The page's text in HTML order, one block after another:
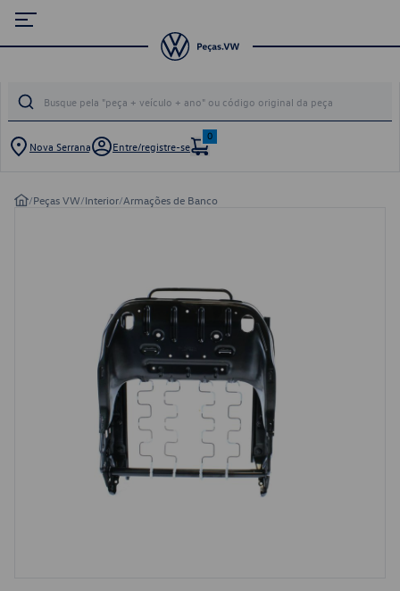
Nova Serrana Entre/registre-se
0
/Peças VW/Interior/Armações de Banco